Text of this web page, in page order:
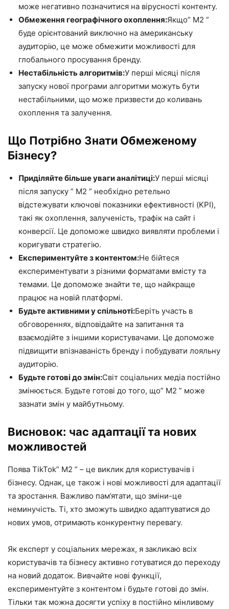
може негативно позначитися на вірусності контенту.
Обмеження географічного охоплення:Якщо” M2 ”
буде орієнтований виключно на американську
аудиторію, це може обмежити можливості для
глобального просування бренду.
Нестабільність алгоритмів:У перші місяці після
запуску нової програми алгоритми можуть бути
нестабільними, що може призвести до коливань
охоплення та залучення.
Що Потрібно Знати Обмеженому
Бізнесу?
Приділяйте більше уваги аналітиці:У перші місяці
після запуску ” M2 ” необхідно ретельно
відстежувати ключові показники ефективності (KPI),
такі як охоплення, залученість, трафік на сайт і
конверсії. Це допоможе швидко виявляти проблеми і
коригувати стратегію.
Експериментуйте з контентом:Не бійтеся
експериментувати з різними форматами вмісту та
темами. Це допоможе знайти те, що найкраще
працює на новій платформі.
Будьте активними у спільноті:Беріть участь в
обговореннях, відповідайте на запитання та
взаємодійте з іншими користувачами. Це допоможе
підвищити впізнаваність бренду і побудувати лояльну
аудиторію.
Будьте готові до змін:Світ соціальних медіа постійно
змінюється. Будьте готові до того, що” M2 ” може
зазнати змін у майбутньому.
Висновок: час адаптації та нових
можливостей
Поява TikTok” M2 ” – це виклик для користувачів і
бізнесу. Однак, це також і нові можливості для адаптації
та зростання. Важливо пам’ятати, що зміни-це
неминучість. Ті, хто зможуть швидко адаптуватися до
нових умов, отримають конкурентну перевагу.
Як експерт у соціальних мережах, я закликаю всіх
користувачів та бізнесу активно готуватися до переходу
на новий додаток. Вивчайте нові функції,
експериментуйте з контентом і будьте готові до змін.
Тільки так можна досягти успіху в постійно мінливому